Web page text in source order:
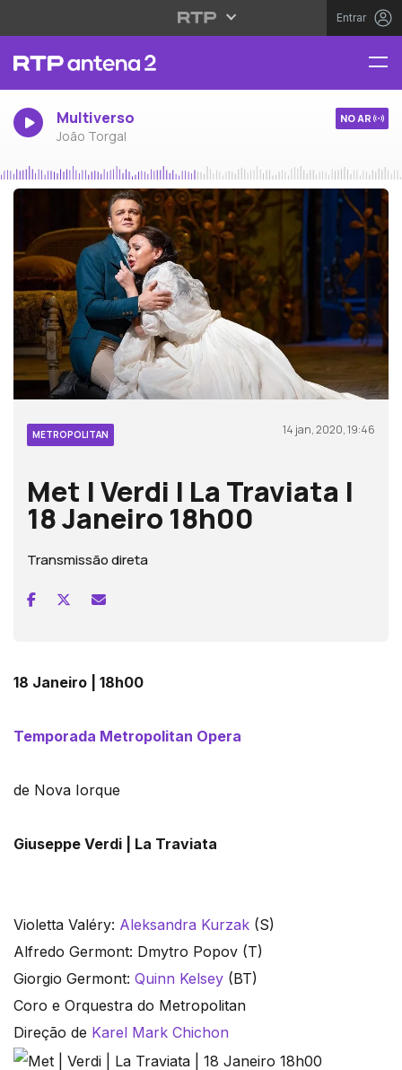
Entrar
Multiverso
João Torgal
NO AR
METROPOLITAN 14 jan, 2020, 19:46
Met | Verdi | La Traviata |
18 Janeiro 18h00
Transmissão direta
18 Janeiro | 18h00
Temporada Metropolitan Opera
de Nova Iorque
Giuseppe Verdi | La Traviata
Violetta Valéry: Aleksandra Kurzak (S)
Alfredo Germont: Dmytro Popov (T)
Giorgio Germont: Quinn Kelsey (BT)
Coro e Orquestra do Metropolitan
Direção de Karel Mark Chichon